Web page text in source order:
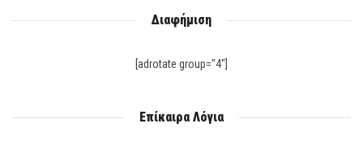
Διαφήμιση
[adrotate group="4"]
Επίκαιρα Λόγια